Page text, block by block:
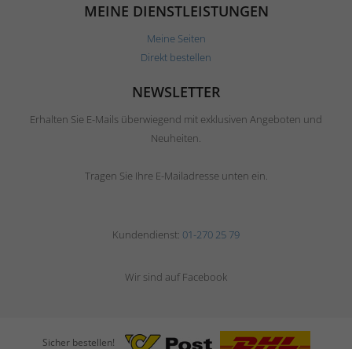
MEINE DIENSTLEISTUNGEN
Meine Seiten
Direkt bestellen
NEWSLETTER
Erhalten Sie E-Mails überwiegend mit exklusiven Angeboten und
Neuheiten.
Tragen Sie Ihre E-Mailadresse unten ein.
Kundendienst: 01-270 25 79
Wir sind auf Facebook
Sicher bestellen!